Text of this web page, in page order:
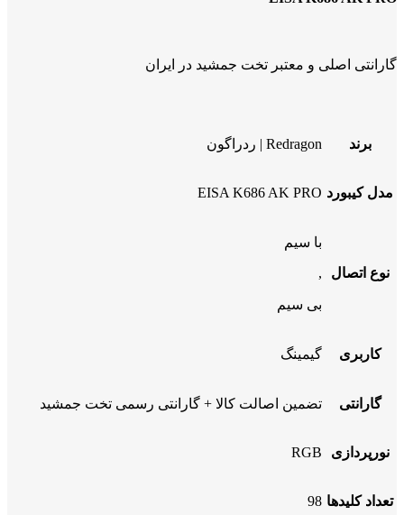
گارانتی اصلی و معتبر تخت جمشید در ایران
برند Redragon | ردراگون
مدل کیبورد EISA K686 AK PRO
نوع اتصال
با سیم
,
بی سیم
کاربری گیمینگ
گارانتی تضمین اصالت کالا + گارانتی رسمی تخت جمشید
نورپردازی RGB
تعداد کلیدها 98